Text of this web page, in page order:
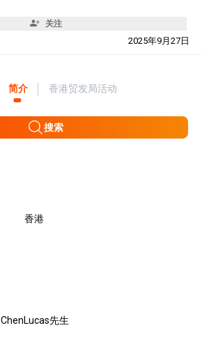
关注
2025年9月27日
简介 香港贸发局活动
搜索
香港
ChenLucas先生